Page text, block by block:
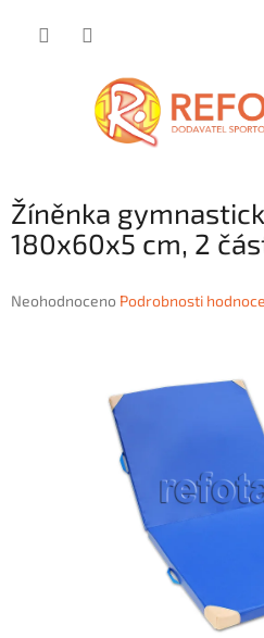
Žíněnka
180x60x5 cm, 2
Průměrné
Neohodnoceno Podrobnosti